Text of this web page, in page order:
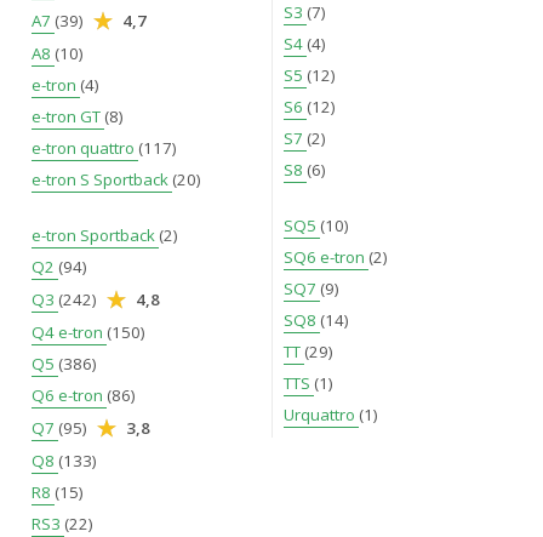
A7 (39)
4,7
A8 (10)
e-tron (4)
e-tron GT (8)
e-tron quattro (117)
e-tron S Sportback (20)
e-tron Sportback (2)
Q2 (94)
Q3 (242)
4,8
Q4 e-tron (150)
Q5 (386)
Q6 e-tron (86)
Q7 (95)
3,8
Q8 (133)
R8 (15)
RS3 (22)
S3 (7)
S4 (4)
S5 (12)
S6 (12)
S7 (2)
S8 (6)
SQ5 (10)
SQ6 e-tron (2)
SQ7 (9)
SQ8 (14)
TT (29)
TTS (1)
Urquattro (1)